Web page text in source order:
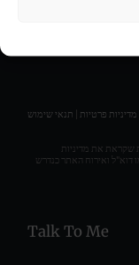
מדיניות פרטיות | תנאי שימוש
את מדיניות
דוא"ל ואירוח האתר כנדרש
Talk To Me